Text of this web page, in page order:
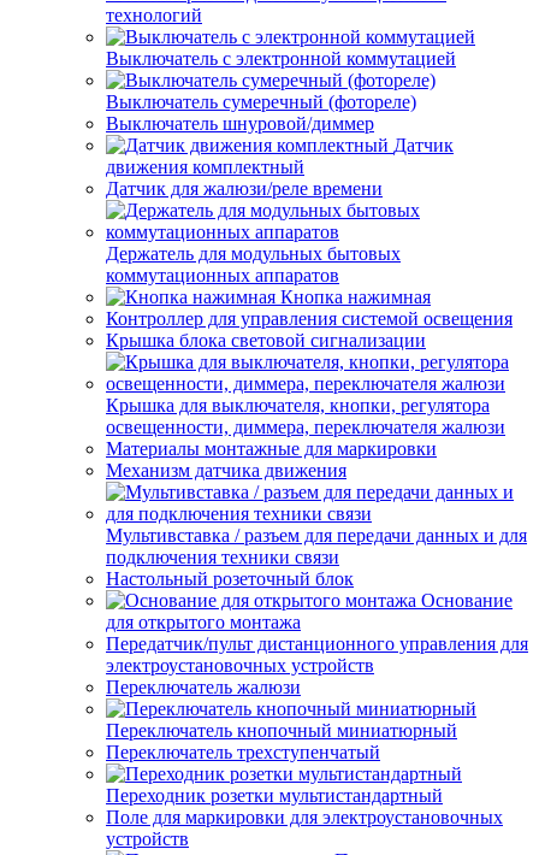
технологий
Выключатель с электронной коммутацией
Выключатель сумеречный (фотореле)
Выключатель шнуровой/диммер
Датчик
движения комплектный
Датчик для жалюзи/реле времени
Держатель для модульных бытовых
коммутационных аппаратов
Кнопка нажимная
Контроллер для управления системой освещения
Крышка блока световой сигнализации
Крышка для выключателя, кнопки, регулятора
освещенности, диммера, переключателя жалюзи
Материалы монтажные для маркировки
Механизм датчика движения
Мультивставка / разъем для передачи данных и для
подключения техники связи
Настольный розеточный блок
Основание
для открытого монтажа
Передатчик/пульт дистанционного управления для
электроустановочных устройств
Переключатель жалюзи
Переключатель кнопочный миниатюрный
Переключатель трехступенчатый
Переходник розетки мультистандартный
Поле для маркировки для электроустановочных
устройств